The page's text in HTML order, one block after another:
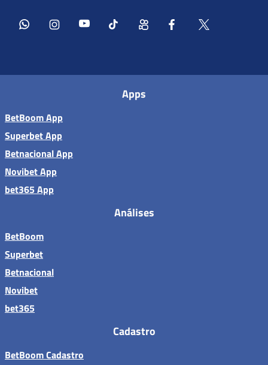
Apps
BetBoom App
Superbet App
Betnacional App
Novibet App
bet365 App
Análises
BetBoom
Superbet
Betnacional
Novibet
bet365
Cadastro
BetBoom Cadastro